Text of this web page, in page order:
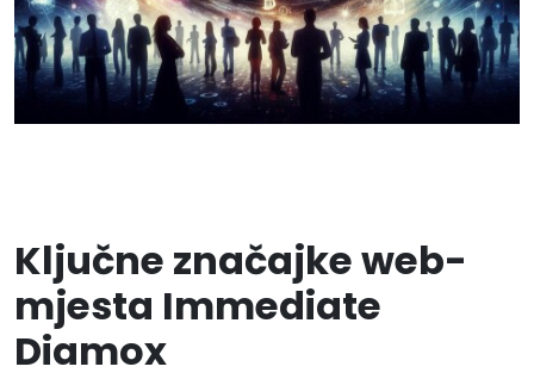
Ključne značajke web-
mjesta Immediate
Diamox